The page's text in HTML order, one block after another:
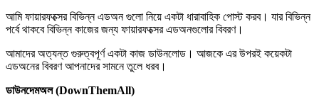
আমি ফায়ারফক্সের বিভিন্ন এডঅন গুলো নিয়ে একটা ধারাবাহিক পোস্ট করব। যার বিভিন্ন
পর্বে থাকবে বিভিন্ন কাজের জন্য ফায়ারফক্সের এডঅনগুলোর বিবরণ।
আমাদের অত্যন্ত গুরুত্বপূর্ণ একটা কাজ ডাউনলোড। আজকে এর উপরই কয়েকটা
এডঅনের বিবরণ আপনাদের সামনে তুলে ধরব।
ডাউনদেমঅল (DownThemAll)